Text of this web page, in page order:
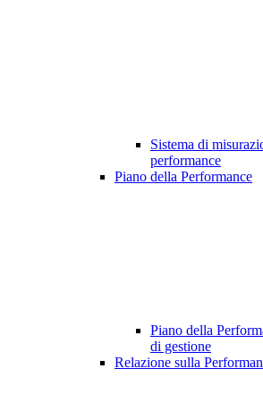
Sistema di
performance
Piano della Performance
Piano della
di gestione
Relazione sulla